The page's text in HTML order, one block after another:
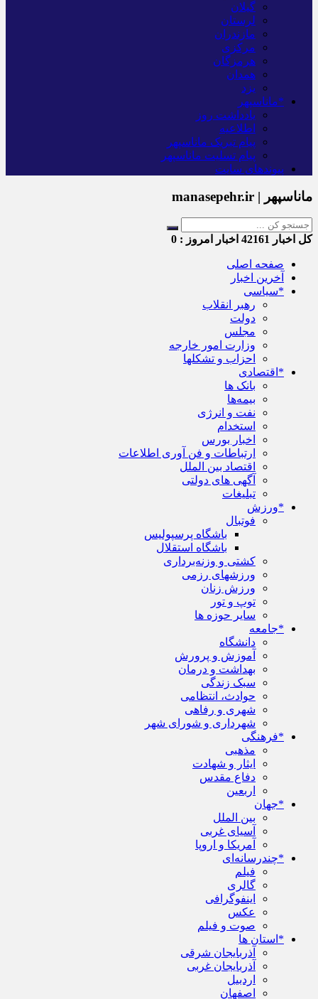
گیلان
لرستان
مازندران
مرکزی
هرمزگان
همدان
یزد
*ماناسپهر
یادداشت روز
اطلاعیه
پیام تبریک ماناسپهر
پیام تسلیت ماناسپهر
پیوندهای سایت
ماناسپهر | manasepehr.ir
کل اخبار اخبار امروز : 0
صفحه اصلی
آخرین اخبار
*سیاسی
رهبر انقلاب
دولت
مجلس
وزارت امور خارجه
احزاب و تشکلها
*اقتصادی
بانک ها
بیمه‌ها
نفت و انرژی
استخدام
اخبار بورس
ارتباطات و فن آوری اطلاعات
اقتصاد بین الملل
آگهی های دولتی
تبلیغات
*ورزش
فوتبال
باشگاه پرسپولیس
باشگاه استقلال
کشتی و وزنه‌برداری
ورزشهای رزمی
ورزش زنان
توپ و تور
سایر حوزه ها
*جامعه
دانشگاه
آموزش و پرورش
بهداشت و درمان
سبک زندگی
حوادث، انتظامی
شهری و رفاهی
شهرداری و شورای شهر
*فرهنگی
مذهبی
ایثار و شهادت
دفاع مقدس
اربعین
*جهان
بین الملل
آسیای غربی
آمریکا و اروپا
*چندرسانه‌ای
فیلم
گالری
اینفوگرافی
عکس
صوت و فیلم
*استان ها
آذربایجان شرقی
آذربایجان غربی
اردبیل
اصفهان